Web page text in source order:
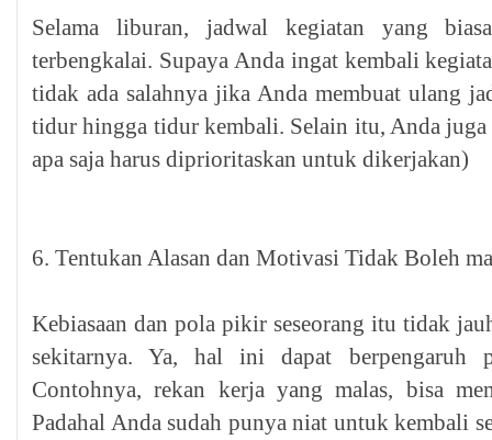
Selama liburan, jadwal kegiatan yang
terbengkalai. Supaya Anda ingat kembali
tidak ada salahnya jika Anda membuat ulang
tidur hingga tidur kembali. Selain itu, Anda
apa saja harus diprioritaskan untuk dikerjakan)
6. Tentukan Alasan dan Motivasi Tidak Boleh
Kebiasaan dan pola pikir seseorang itu tidak
sekitarnya. Ya, hal ini dapat berpengaruh
Contohnya, rekan kerja yang malas, bisa
Padahal Anda sudah punya niat untuk kembali